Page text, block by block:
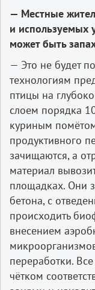
— Местные
и используемых
может быть
— Это не будет
технологиям
птицы на
слоем порядка
куриным
продуктивного
зачищаются, а
материал
площадках. Они
бетона, с
происходить
внесением
переработки.
чётком